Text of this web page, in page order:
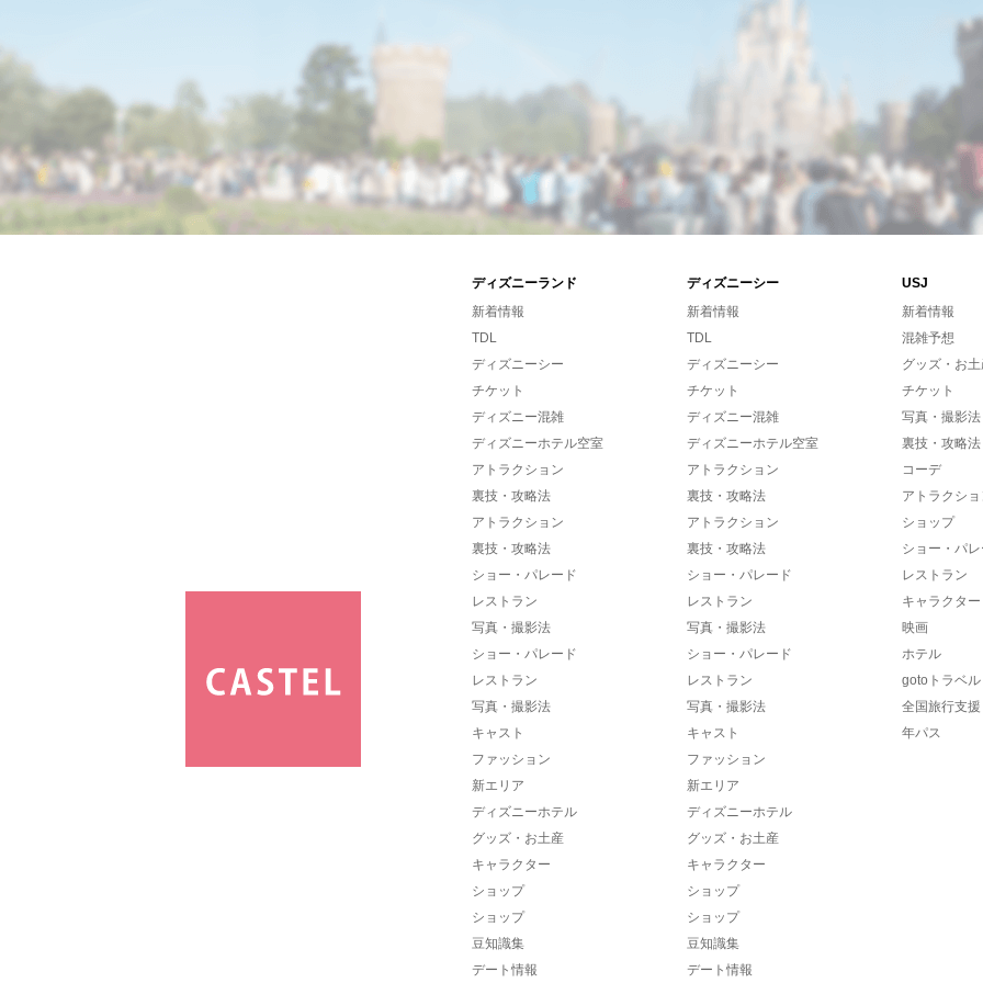
ディズニーランド ディズニーシー
USJ
新着情報
TDL
ディズニーシー
チケット
ディズニー混雑
ディズニーホテル空室
アトラクション
裏技・攻略法
アトラクション
裏技・攻略法
ショー・パレード
レストラン
写真・撮影法
ショー・パレード
レストラン
写真・撮影法
キャスト
ファッション
新エリア
ディズニーホテル
グッズ・お土産
キャラクター
ショップ
ショップ
豆知識集
デート情報
新着情報
TDL
ディズニーシー
チケット
ディズニー混雑
ディズニーホテル空室
アトラクション
裏技・攻略法
アトラクション
裏技・攻略法
ショー・パレード
レストラン
写真・撮影法
ショー・パレード
レストラン
写真・撮影法
キャスト
ファッション
新エリア
ディズニーホテル
グッズ・お土産
キャラクター
ショップ
ショップ
豆知識集
デート情報
新着情報
混雑予想
グッズ・お
チケット
写真・撮影法
裏技・攻略法
コーデ
アトラクシ
ショップ
ショー・パ
レストラン
キャラクター
映画
ホテル
gotoトラベル
全国旅行支援
年パス